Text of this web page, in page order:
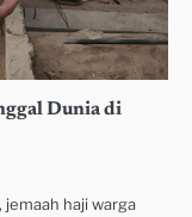
Dunia di
haji warga